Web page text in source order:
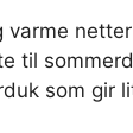
til
som gir